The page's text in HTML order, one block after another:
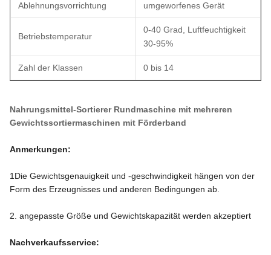
Ablehnungsvorrichtung umgeworfenes Gerät
Betriebstemperatur
0-40 Grad, Luftfeuchtigkeit
30-95%
Zahl der Klassen 0 bis 14
Nahrungsmittel-Sortierer Rundmaschine mit mehreren
Gewichtssortiermaschinen mit Förderband
Anmerkungen:
1Die Gewichtsgenauigkeit und -geschwindigkeit hängen von der
Form des Erzeugnisses und anderen Bedingungen ab.
2. angepasste Größe und Gewichtskapazität werden akzeptiert
Nachverkaufsservice: